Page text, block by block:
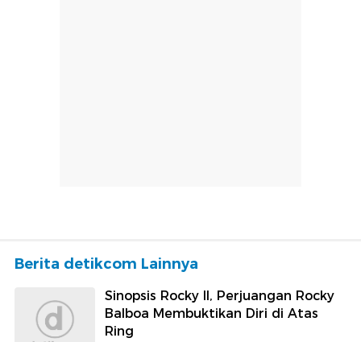
Berita detikcom Lainnya
Sinopsis Rocky II, Perjuangan Rocky
Balboa Membuktikan Diri di Atas
Ring